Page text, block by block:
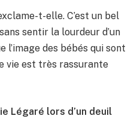
t-elle. C’est un bel
sentir la lourdeur d’un
l’image des bébés qui sont
vie est très rassurante
Légaré lors d’un deuil